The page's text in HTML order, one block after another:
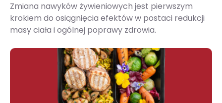
Zmiana nawyków żywieniowych jest pierwszym
krokiem do osiągnięcia efektów w postaci redukcji
masy ciała i ogólnej poprawy zdrowia.